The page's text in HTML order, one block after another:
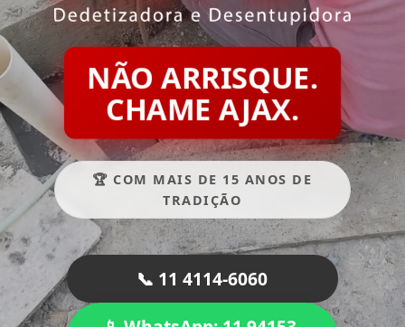
NÃO ARRISQUE.
CHAME AJAX.
🏆 COM MAIS DE 15 ANOS DE
TRADIÇÃO
📞 11 4114-6060